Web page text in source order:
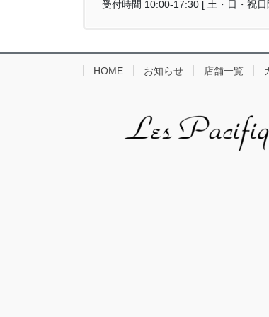
受付時間 10:00-17:30 [ 土・日・祝日
HOME お知らせ 店舗一覧